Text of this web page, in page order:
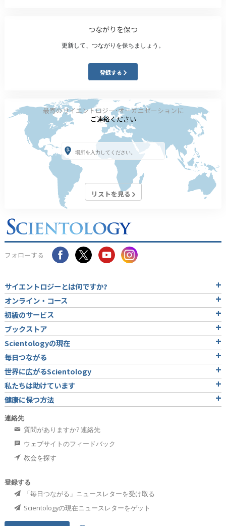
つながりを保つ
更新して、つながりを保ちましょう。
登録する
最寄のサイエントロジー･オーガニゼーションに
ご連絡ください
リストを見る
フォローする
サイエントロジーとは何ですか?
オンライン・コース
初級のサービス
ブックストア
Scientologyの現在
毎日つながる
世界に広がるScientology
私たちは助けています
健康に保つ方法
連絡先
質問がありますか? 連絡先
ウェブサイトのフィードバック
教会を探す
登録する
「毎日つながる」ニュースレターを受け取る
Scientologyの現在ニュースレターをゲット